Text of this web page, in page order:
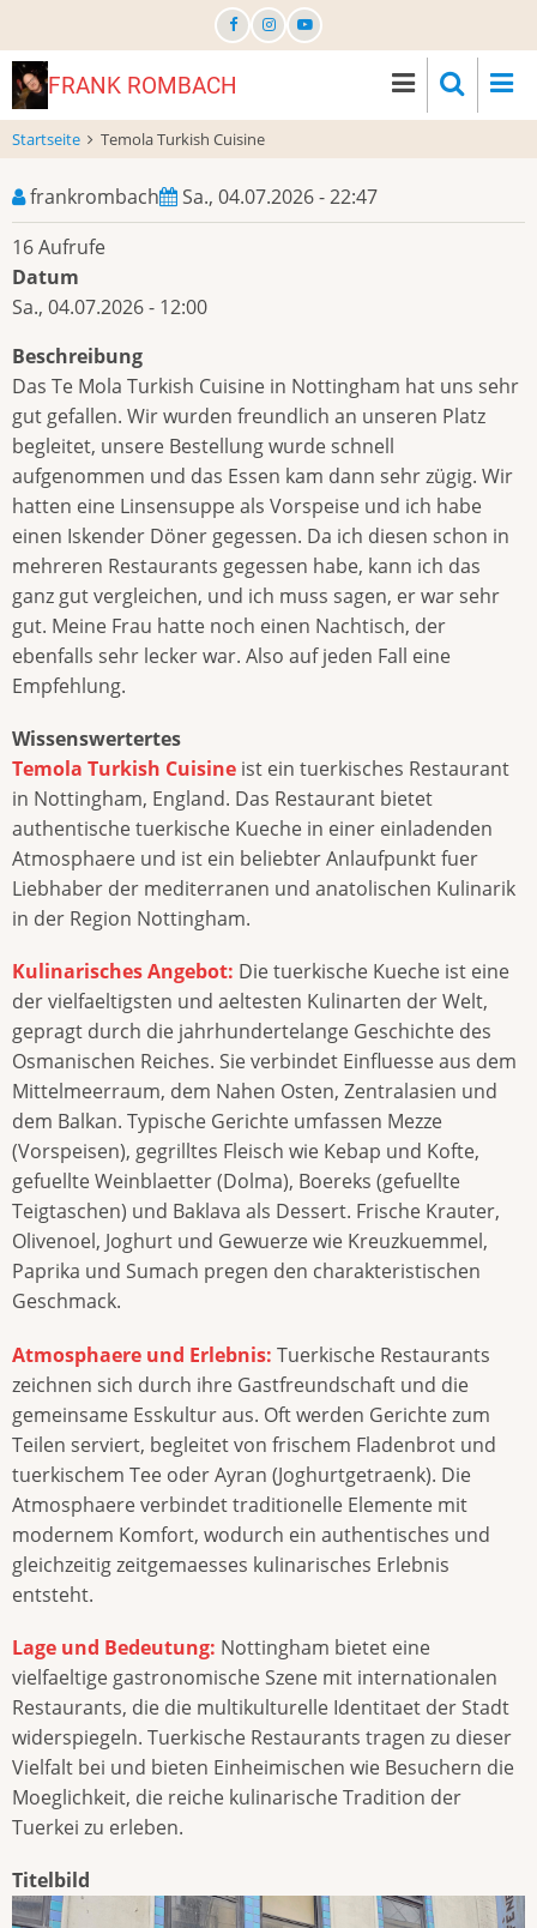
zum
InhaltFRANK ROMBACH
Startseite Temola Turkish Cuisine
frankrombach
Sa., 04.07.2026 - 22:47
16 Aufrufe
Datum
Sa., 04.07.2026 - 12:00
Beschreibung
Das Te Mola Turkish Cuisine in Nottingham hat uns sehr
gut gefallen. Wir wurden freundlich an unseren Platz
begleitet, unsere Bestellung wurde schnell
aufgenommen und das Essen kam dann sehr zügig. Wir
hatten eine Linsensuppe als Vorspeise und ich habe
einen Iskender Döner gegessen. Da ich diesen schon in
mehreren Restaurants gegessen habe, kann ich das
ganz gut vergleichen, und ich muss sagen, er war sehr
gut. Meine Frau hatte noch einen Nachtisch, der
ebenfalls sehr lecker war. Also auf jeden Fall eine
Empfehlung.
Wissenswertertes
Temola Turkish Cuisine ist ein tuerkisches Restaurant
in Nottingham, England. Das Restaurant bietet
authentische tuerkische Kueche in einer einladenden
Atmosphaere und ist ein beliebter Anlaufpunkt fuer
Liebhaber der mediterranen und anatolischen Kulinarik
in der Region Nottingham.
Kulinarisches Angebot: Die tuerkische Kueche ist eine
der vielfaeltigsten und aeltesten Kulinarten der Welt,
gepragt durch die jahrhundertelange Geschichte des
Osmanischen Reiches. Sie verbindet Einfluesse aus dem
Mittelmeerraum, dem Nahen Osten, Zentralasien und
dem Balkan. Typische Gerichte umfassen Mezze
(Vorspeisen), gegrilltes Fleisch wie Kebap und Kofte,
gefuellte Weinblaetter (Dolma), Boereks (gefuellte
Teigtaschen) und Baklava als Dessert. Frische Krauter,
Olivenoel, Joghurt und Gewuerze wie Kreuzkuemmel,
Paprika und Sumach pregen den charakteristischen
Geschmack.
Atmosphaere und Erlebnis: Tuerkische Restaurants
zeichnen sich durch ihre Gastfreundschaft und die
gemeinsame Esskultur aus. Oft werden Gerichte zum
Teilen serviert, begleitet von frischem Fladenbrot und
tuerkischem Tee oder Ayran (Joghurtgetraenk). Die
Atmosphaere verbindet traditionelle Elemente mit
modernem Komfort, wodurch ein authentisches und
gleichzeitig zeitgemaesses kulinarisches Erlebnis
entsteht.
Lage und Bedeutung: Nottingham bietet eine
vielfaeltige gastronomische Szene mit internationalen
Restaurants, die die multikulturelle Identitaet der Stadt
widerspiegeln. Tuerkische Restaurants tragen zu dieser
Vielfalt bei und bieten Einheimischen wie Besuchern die
Moeglichkeit, die reiche kulinarische Tradition der
Tuerkei zu erleben.
Titelbild